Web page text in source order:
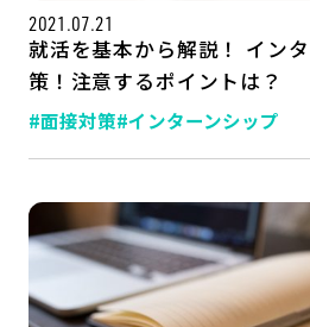
2021.07.21
就活を基本から解説！ イン
策！注意するポイントは？
#面接対策#インターンシップ